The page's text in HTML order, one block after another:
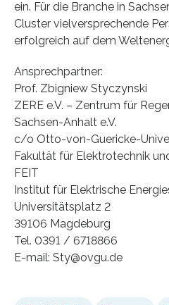
ein. Für die Branche in
Cluster vielversprechende
erfolgreich auf dem
Ansprechpartner:
Prof. Zbigniew Styczynski
ZERE e.V. – Zentrum für
Sachsen-Anhalt e.V.
c/o Otto-von-Guericke-
Fakultät für Elektrotechnik
FEIT
Institut für Elektrische
Universitätsplatz 2
39106 Magdeburg
Tel. 0391 / 6718866
E-mail: Sty@ovgu.de